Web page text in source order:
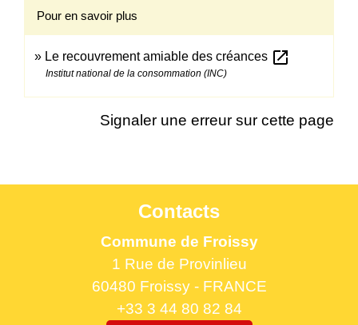
Pour en savoir plus
Le recouvrement amiable des créances open_in_new
Institut national de la consommation (INC)
Signaler une erreur sur cette page
Contacts
Commune de Froissy
1 Rue de Provinlieu
60480 Froissy - FRANCE
+33 3 44 80 82 84